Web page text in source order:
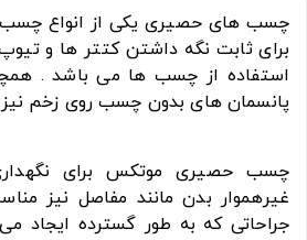
چسب های حصیری یکی از انواع
برای ثابت نگه داشتن کتتر ها و
استفاده از چسب ها می باشد .
پانسمان های بدون چسب روی زخم نیز
چسب حصیری موتکس برای
غیرهموار بدن مانند مفاصل نیز
جراحاتی که به طور گسترده ایجاد